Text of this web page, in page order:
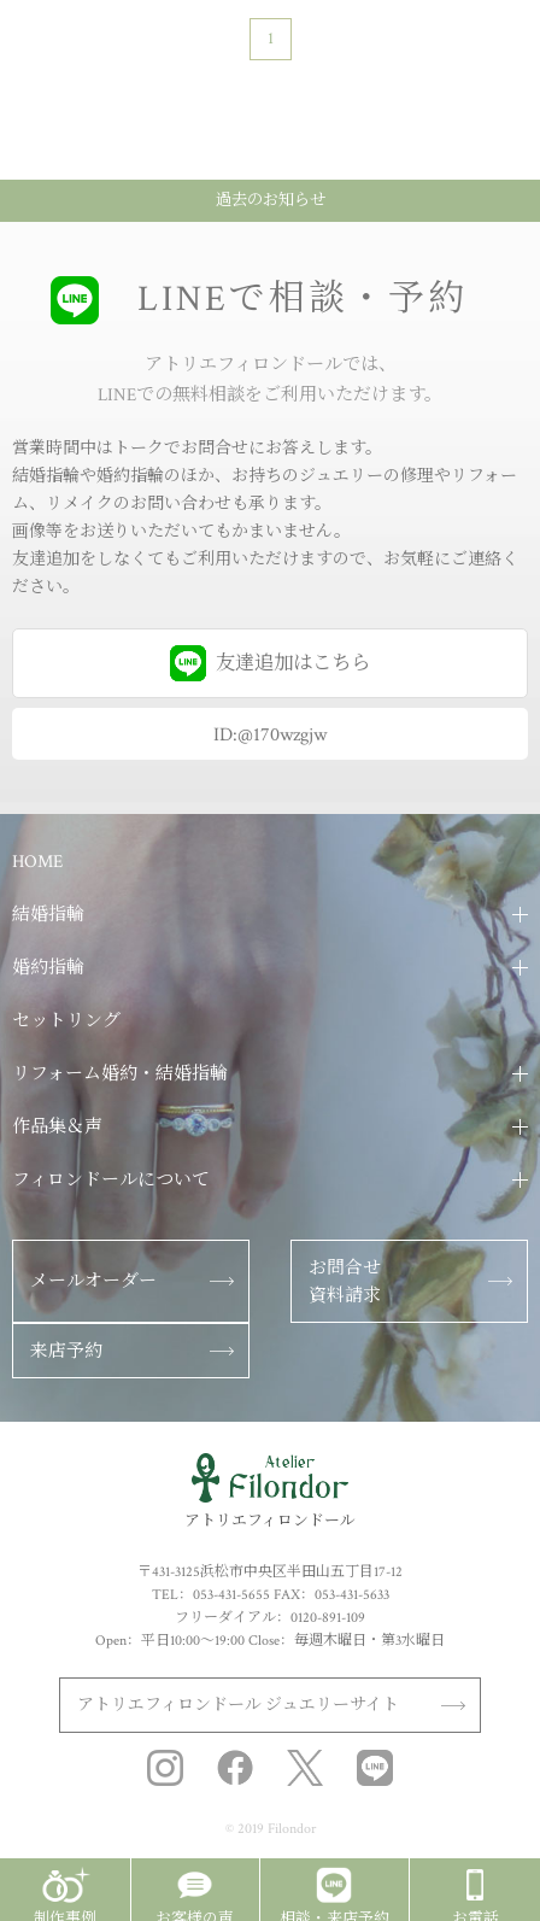
1
過去のお知らせ
LINEで相談・予約
アトリエフィロンドールでは、
LINEでの無料相談をご利用いただけます。
営業時間中はトークでお問合せにお答えします。
結婚指輪や婚約指輪のほか、お持ちのジュエリーの修理やリフォー
ム、リメイクのお問い合わせも承ります。
画像等をお送りいただいてもかまいません。
友達追加をしなくてもご利用いただけますので、お気軽にご連絡く
ださい。
友達追加はこちら
ID:@170wzgjw
HOME
結婚指輪
婚約指輪
セットリング
リフォーム婚約・結婚指輪
作品集＆声
フィロンドールについて
メールオーダー
お問合せ
資料請求
来店予約
アトリエフィロンドール
〒431-3125浜松市中央区半田山五丁目17-12
TEL：053-431-5655 FAX：053-431-5633
フリーダイアル：0120-891-109
Open：平日10:00～19:00 Close：毎週木曜日・第3水曜日
アトリエフィロンドール ジュエリーサイト
© 2019 Filondor